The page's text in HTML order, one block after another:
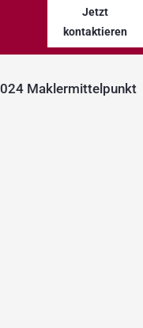
Jetzt
kontaktieren
Maklermittelpunkt